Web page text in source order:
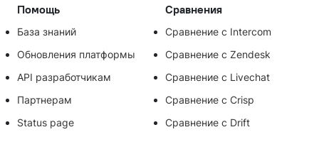
Помощь
База знаний
Обновления платформы
API разработчикам
Партнерам
Status page
Сравнения
Сравнение с Intercom
Сравнение с Zendesk
Сравнение с Livechat
Сравнение с Crisp
Сравнение с Drift